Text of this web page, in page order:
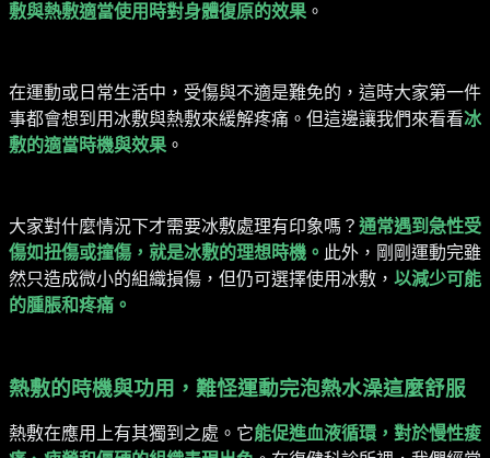
敷與熱敷適當使用時對身體復原的效果 。
在運動或日常生活中，受傷與不適是難免的，這時大家第一件
事都會想到用冰敷與熱敷來緩解疼痛。但這邊讓我們來看看冰
敷的適當時機與效果 。
大家對什麼情況下才需要冰敷處理有印象嗎？ 通常遇到急性受
傷如扭傷或撞傷，就是冰敷的理想時機。 此外，剛剛運動完雖
然只造成微小的組織損傷，但仍可選擇使用冰敷， 以減少可能
的腫脹和疼痛。
熱敷的時機與功用，難怪運動完泡熱水澡這麼舒服
熱敷在應用上有其獨到之處。它能促進血液循環，對於慢性痠